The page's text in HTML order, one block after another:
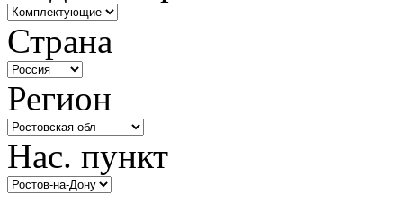
Страна
Регион
Нас. пункт